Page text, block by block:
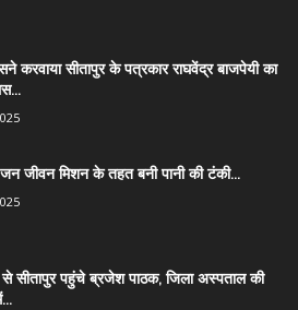
करवाया सीतापुर के पत्रकार राघवेंद्र बाजपेयी का
जन जीवन मिशन के तहत बनी पानी की टंकी...
से सीतापुर पहुंचे ब्रजेश पाठक, जिला अस्पताल की